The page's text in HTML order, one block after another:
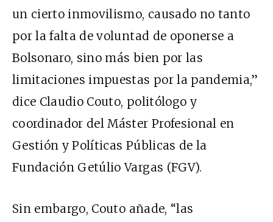
un cierto inmovilismo, causado no tanto
por la falta de voluntad de oponerse a
Bolsonaro, sino más bien por las
limitaciones impuestas por la pandemia,”
dice Claudio Couto, politólogo y
coordinador del Máster Profesional en
Gestión y Políticas Públicas de la
Fundación Getúlio Vargas (FGV).
Sin embargo, Couto añade, “las